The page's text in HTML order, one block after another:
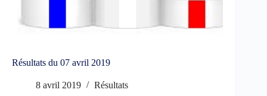
Résultats du 07 avril 2019
8 avril 2019 Résultats